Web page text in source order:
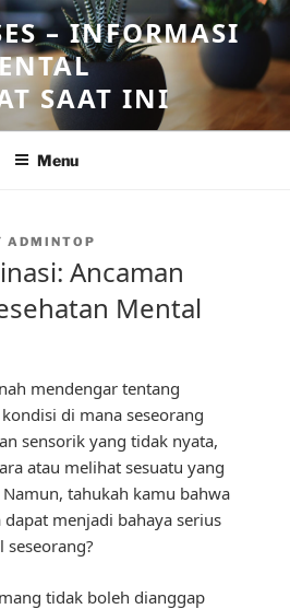
– INFORMASI
SAAT INI
Menu
ADMINTOP
Ancaman
Mental
mendengar tentang
di mana seseorang
sensorik yang tidak nyata,
atau melihat sesuatu yang
tahukah kamu bahwa
menjadi bahaya serius
seseorang?
tidak boleh dianggap